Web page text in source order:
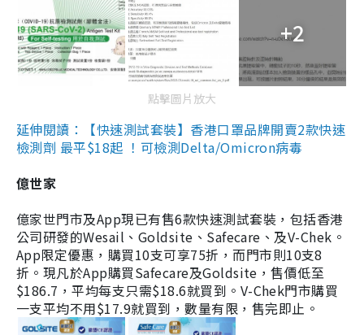
+2
點擊圖片放大
延伸閱讀：【快速測試套裝】香港口罩品牌開賣2款快速
檢測劑 最平$18起 ！可檢測Delta/Omicron病毒
億世家
億家世門市及App現已有售6款快速測試套裝，包括香港
公司研發的Wesail、Goldsite、Safecare、及V-Chek。
App限定優惠，購買10支可享75折，而門市則10支8
折。現凡於App購買Safecare及Goldsite，售價低至
$186.7，平均每支只需$18.6就買到。V-Chek門市購買
一支平均不用$17.9就買到，數量有限，售完即止。